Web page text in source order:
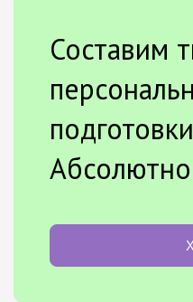
Составим